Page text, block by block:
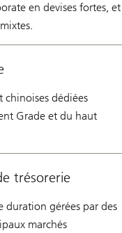
en devises fortes, et
chinoises dédiées
Grade et du haut
trésorerie
duration gérées par des
marchés